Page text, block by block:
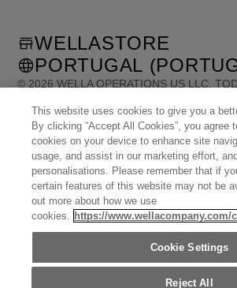
©2026 WELLA OPERATIONS US LLC,
WELLASTORE
PORTUGAL
This website uses cookies to give you a
By clicking “Accept All Cookies”, you agree
cookies on your device to enhance site
usage, and assist in our marketing effort,
personalisations. Please remember that if
certain features of this website may not be
out more about how we use
cookies. https://www.wellacompany.com/
Cookie Settings
Reject All